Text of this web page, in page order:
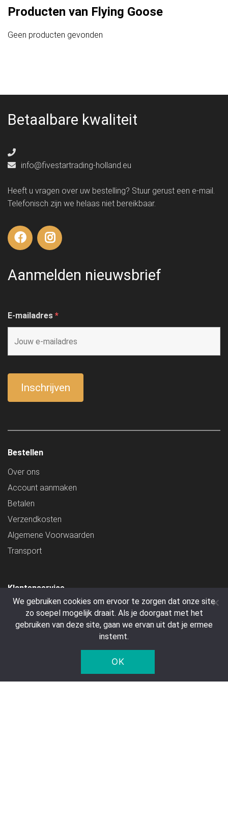
Producten van Flying Goose
Geen producten gevonden
Betaalbare kwaliteit
info@fivestartrading-holland.eu
Heeft u vragen over uw bestelling? Stuur gerust een e-mail.
Telefonisch zijn we helaas niet bereikbaar.
Aanmelden nieuwsbrief
E-mailadres *
Bestellen
Over ons
Account aanmaken
Betalen
Verzendkosten
Algemene Voorwaarden
Transport
Klantenservice
Contact
Veelgestelde vragen
We gebruiken cookies om ervoor te zorgen dat onze site
zo soepel mogelijk draait. Als je doorgaat met het
gebruiken van deze site, gaan we ervan uit dat je ermee
instemt.
OK